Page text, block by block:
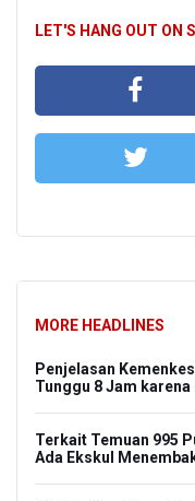
LET'S HANG OUT ON
MORE HEADLINES
Penjelasan
Tunggu 8 Jam karena
Terkait Temuan 995
Ada Ekskul